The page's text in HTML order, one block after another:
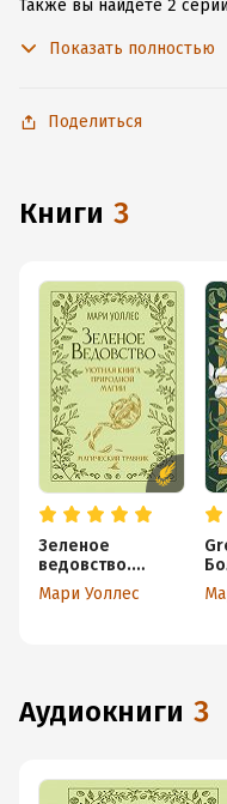
Также вы найдете 2
не расставаться с
Показать полностью
Поделиться
книги 3
Зеленое
ведовство.
Уютная книга
природной магии.
Мари Уоллес
аудиокниги 3